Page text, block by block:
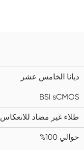
ديانا الخامس عشر
BSI sCMOS
طلاء غير مضاد للانعكاس
حوالي 100%